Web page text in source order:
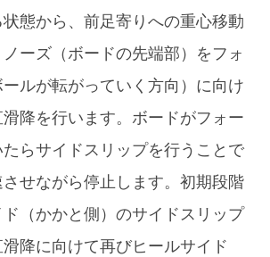
態から、前足寄りへの重心移動
ーズ（ボードの先端部）をフォ
ルが転がっていく方向）に向け
降を行います。ボードがフォー
らサイドスリップを行うことで
せながら停止します。初期段階
（かかと側）のサイドスリップ
降に向けて再びヒールサイド